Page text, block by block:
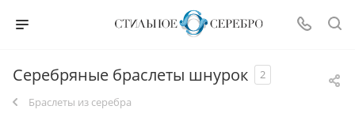
Серебряные браслеты шнурок
2
Браслеты из серебра